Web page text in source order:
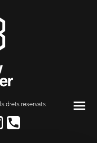
drets reservats.